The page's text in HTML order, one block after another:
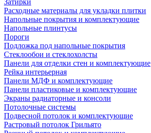
Затирки
Расходные материалы для укладки плитки
Напольные покрытия и комплектующие
Напольные плинтусы
Пороги
Подложка под напольные покрытия
Стеклообои и стеклохолсты
Панели для отделки стен и комплектующие
Рейка интерьерная
Панели МДФ и комплектующие
Панели пластиковые и комплектующие
Экраны радиаторные и консоли
Потолочные системы
Подвесной потолок и комплектующие
Растровый потолок Грильято